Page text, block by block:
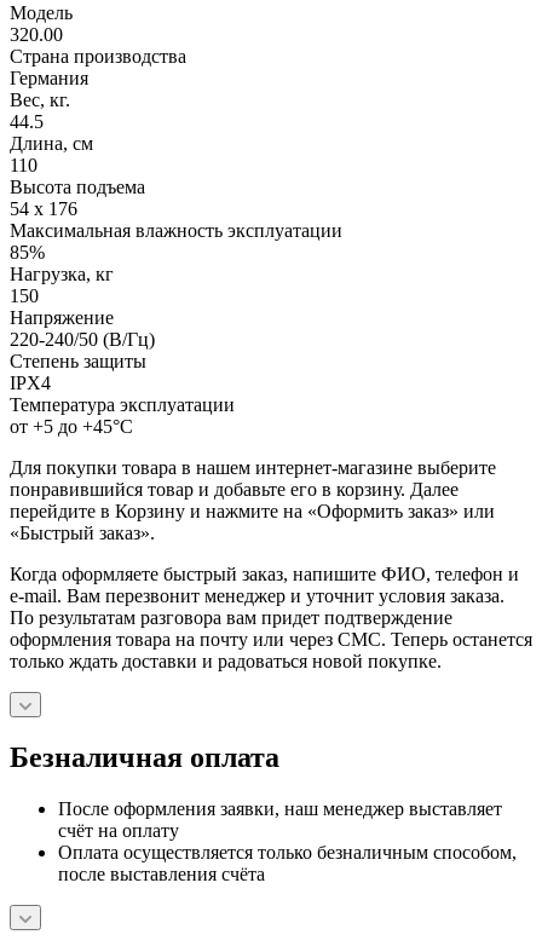
Модель
320.00
Страна производства
Германия
Вес, кг.
44.5
Длина, см
110
Высота подъема
54 x 176
Максимальная влажность эксплуатации
85%
Нагрузка, кг
150
Напряжение
220-240/50 (В/Гц)
Степень защиты
IPX4
Температура эксплуатации
от +5 до +45°C
Для покупки товара в нашем интернет-магазине выберите
понравившийся товар и добавьте его в корзину. Далее
перейдите в Корзину и нажмите на «Оформить заказ» или
«Быстрый заказ».
Когда оформляете быстрый заказ, напишите ФИО, телефон и
e-mail. Вам перезвонит менеджер и уточнит условия заказа.
По результатам разговора вам придет подтверждение
оформления товара на почту или через СМС. Теперь останется
только ждать доставки и радоваться новой покупке.
Безналичная оплата
После оформления заявки, наш менеджер выставляет
счёт на оплату
Оплата осуществляется только безналичным способом,
после выставления счёта